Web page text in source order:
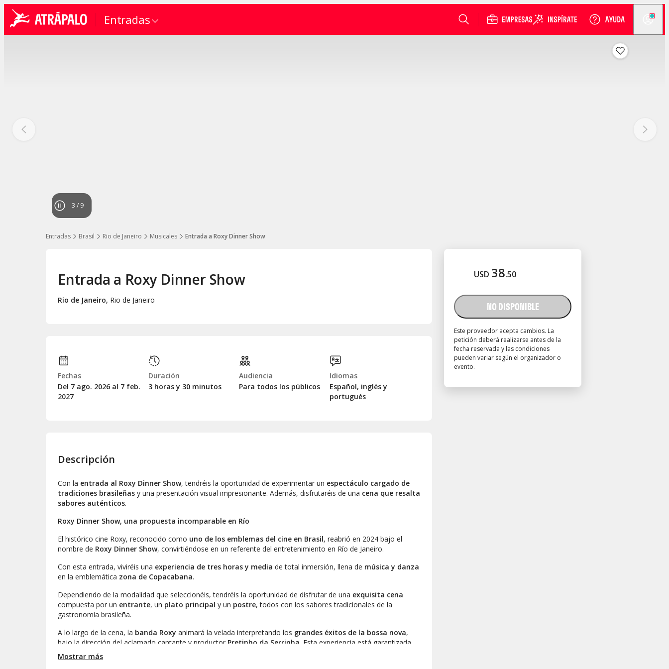
Entradas
4 / 9
Entradas Brasil Rio de Janeiro Musicales Entrada a Roxy Dinner Show
USD 38.50
NO DISPONIBLE
Este proveedor acepta cambios. La
petición deberá realizarse antes de la
fecha reservada y las condiciones
pueden variar según el organizador o
evento.
Entrada a Roxy Dinner Show
Rio de Janeiro, Rio de Janeiro
Fechas
Del 7 ago. 2026 al 7 feb.
2027
Duración
3 horas y 30 minutos
Audiencia
Para todos los públicos
Idiomas
Español, inglés y
portugués
Descripción
Con la entrada al Roxy Dinner Show, tendréis la oportunidad de experimentar un espectáculo cargado de
tradiciones brasileñas y una presentación visual impresionante. Además, disfrutaréis de una cena que resalta
sabores auténticos.
Roxy Dinner Show, una propuesta incomparable en Río
El histórico cine Roxy, reconocido como uno de los emblemas del cine en Brasil, reabrió en 2024 bajo el
nombre de Roxy Dinner Show, convirtiéndose en un referente del entretenimiento en Río de Janeiro.
Con esta entrada, viviréis una experiencia de tres horas y media de total inmersión, llena de música y danza
en la emblemática zona de Copacabana.
Dependiendo de la modalidad que seleccionéis, tendréis la oportunidad de disfrutar de una exquisita cena
compuesta por un entrante, un plato principal y un postre, todos con los sabores tradicionales de la
gastronomía brasileña.
A lo largo de la cena, la banda Roxy animará la velada interpretando los grandes éxitos de la bossa nova,
bajo la dirección del aclamado cantante y productor Pretinho da Serrinha . Esta experiencia está garantizada
para impresionar.
Mostrar más